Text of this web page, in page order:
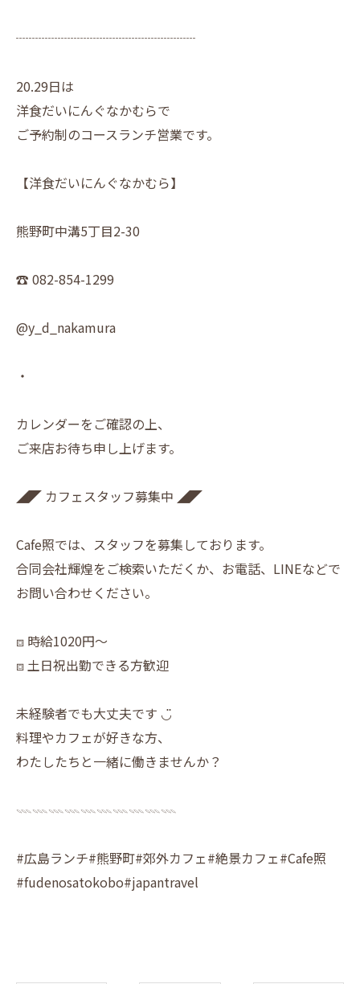
┈┈┈┈┈┈┈┈┈┈┈┈┈┈
20.29日は
洋食だいにんぐなかむらで
ご予約制のコースランチ営業です。
【洋食だいにんぐなかむら】
熊野町中溝5丁目2-30
☎︎ 082-854-1299
@y_d_nakamura
・
カレンダーをご確認の上、
ご来店お待ち申し上げます。
◢◤ カフェスタッフ募集中 ◢◤
Cafe照では、スタッフを募集しております。
合同会社輝煌をご検索いただくか、お電話、LINEなどで
お問い合わせください。
⧈ 時給1020円〜
⧈ 土日祝出勤できる方歓迎
未経験者でも大丈夫です ◡̈
料理やカフェが好きな方、
わたしたちと一緒に働きませんか？
𓇠𓇠𓇠𓇠𓇠𓇠𓇠𓇠𓇠𓇠
#広島ランチ#熊野町#郊外カフェ#絶景カフェ#Cafe照
#fudenosatokobo#japantravel